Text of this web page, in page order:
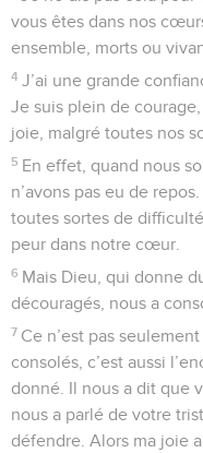
vous êtes dans nos
ensemble, morts ou
4 J’ai une grande
Je suis plein de
joie, malgré toutes nos
5 En effet, quand nous
n’avons pas eu de
toutes sortes de
peur dans notre cœur.
6 Mais Dieu, qui donne
découragés, nous a
7 Ce n’est pas
consolés, c’est aussi
donné. Il nous a dit que
nous a parlé de votre
défendre. Alors ma joie